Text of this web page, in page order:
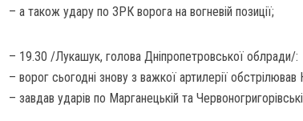
– а також удару по ЗРК ворога на вогневій позиції;
– 19.30 /Лукашук, голова Дніпропетровської облради/:
– ворог сьогодні знову з важкої артилерії обстрілював
– завдав ударів по Марганецькій та